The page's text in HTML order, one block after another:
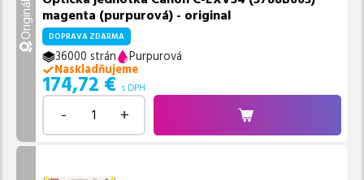
Originálny magenta (purpurová) - original
DOPRAVA ZDARMA
36000 strán
Purpurová
Naskladňujeme
174,72 € s DPH
- +